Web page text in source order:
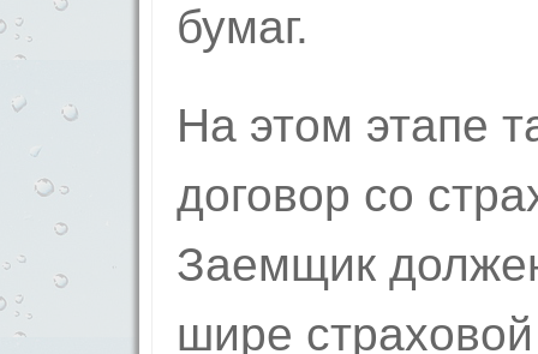
бумаг.
На этом этапе
договор со
Заемщик
шире